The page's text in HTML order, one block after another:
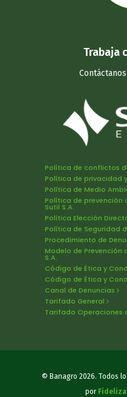
Trabaja
Política de conflictos
Política de privacidad
Política de Medio
Política de prevención
Sutil S.A.
Política Elección
Política de Seguridad
Procedimiento de
Modelo de Prevención
S.A.
Código de Ética y
Código de Ética y
Canal de Denuncias
Tarifado General
Tarifado Operaciones
© Banagro 2026. Todos
por